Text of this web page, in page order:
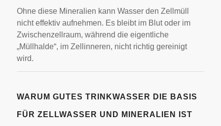
Ohne diese Mineralien kann Wasser den Zellmüll
nicht effektiv aufnehmen. Es bleibt im Blut oder im
Zwischenzellraum, während die eigentliche
„Müllhalde“, im Zellinneren, nicht richtig gereinigt
wird.
WARUM GUTES TRINKWASSER DIE BASIS
FÜR ZELLWASSER UND MINERALIEN IST